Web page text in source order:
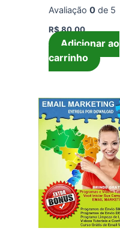
Avaliação0 de 5
R$80,00
Adicionar ao
carrinho